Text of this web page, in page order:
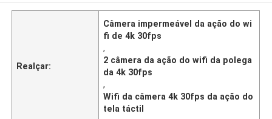
Realçar:
Câmera impermeável da ação do wi
fi de 4k 30fps
,
2 câmera da ação do wifi da polega
da 4k 30fps
,
Wifi da câmera 4k 30fps da ação do
tela táctil